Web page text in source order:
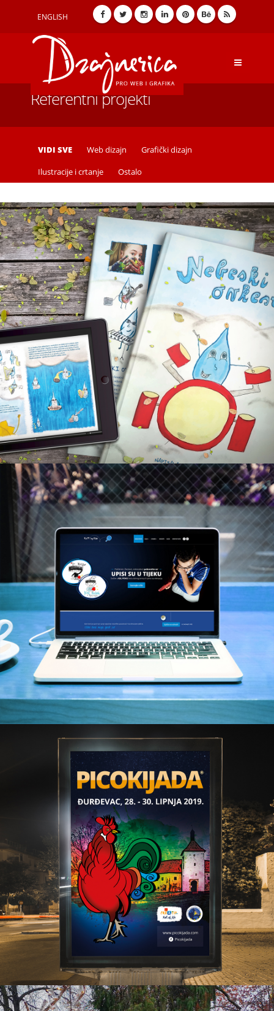
ENGLISH
Referentni projekti
VIDI SVE Web dizajn
Grafički dizajn
Ilustracije i crtanje
Ostalo